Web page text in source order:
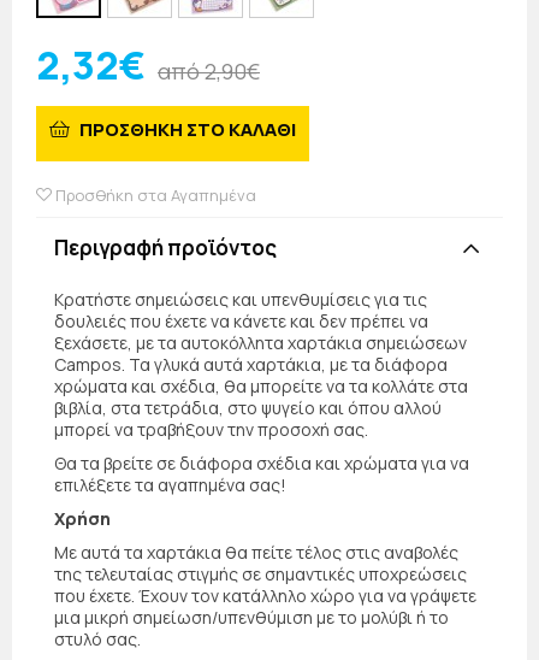
2,32€ από 2,90€
ΠΡΟΣΘΗΚΗ ΣΤΟ ΚΑΛΑΘΙ
Προσθήκη στα Αγαπημένα
Περιγραφή προϊόντος
Κρατήστε σημειώσεις και υπενθυμίσεις για τις
δουλειές που έχετε να κάνετε και δεν πρέπει να
ξεχάσετε, με τα αυτοκόλλητα χαρτάκια σημειώσεων
Campos. Τα γλυκά αυτά χαρτάκια, με τα διάφορα
χρώματα και σχέδια, θα μπορείτε να τα κολλάτε στα
βιβλία, στα τετράδια, στο ψυγείο και όπου αλλού
μπορεί να τραβήξουν την προσοχή σας.
Θα τα βρείτε σε διάφορα σχέδια και χρώματα για να
επιλέξετε τα αγαπημένα σας!
Χρήση
Με αυτά τα χαρτάκια θα πείτε τέλος στις αναβολές
της τελευταίας στιγμής σε σημαντικές υποχρεώσεις
που έχετε. Έχουν τον κατάλληλο χώρο για να γράψετε
μια μικρή σημείωση/υπενθύμιση με το μολύβι ή το
στυλό σας.